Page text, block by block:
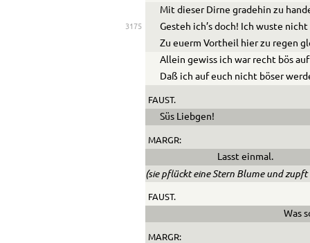
Mit dieser Dirne gradehin zu
3175
Gesteh ich’s doch! Ich wuste nicht
Zu euerm Vortheil hier zu regen
Allein gewiss ich war recht bös
Daß ich auf euch nicht böser
FAUST.
Süs Liebgen!
MARGR:
Lasst einmal.
(sie pflückt eine Stern Blume und
FAUST.
Was
MARGR: